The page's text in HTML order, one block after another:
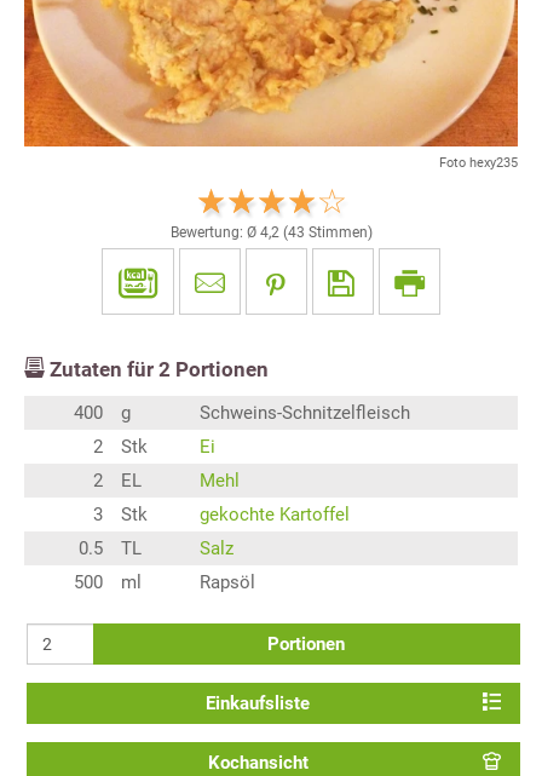
Foto hexy235
Bewertung: Ø 4,2(43 Stimmen)
Zutaten für 2 Portionen
400 g
Schweins-Schnitzelfleisch
2
Stk
Ei
2
EL
Mehl
3
Stk
gekochte Kartoffel
0.5
TL
Salz
500
ml Rapsöl
Portionen
Einkaufsliste
Kochansicht